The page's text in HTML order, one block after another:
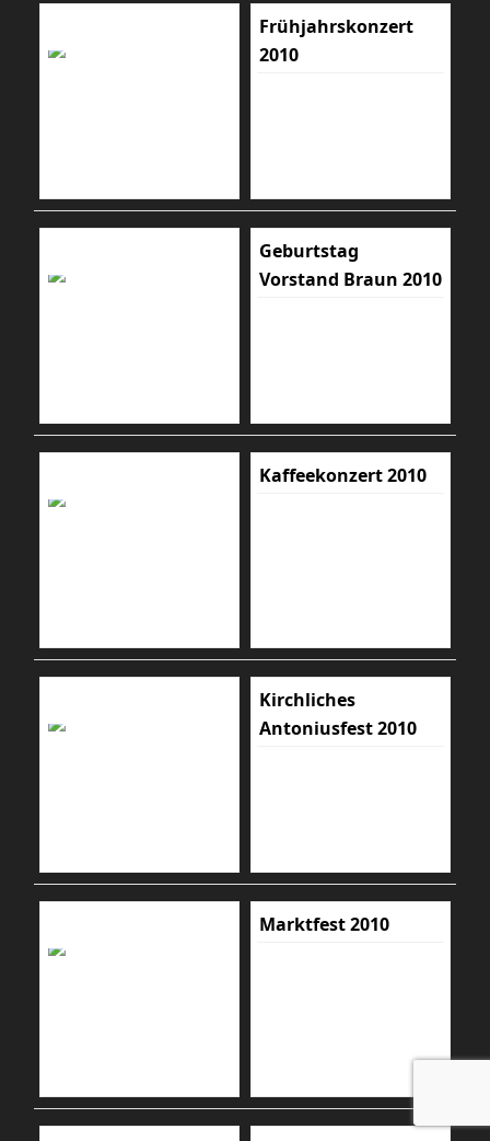
Frühjahrskonzert
2010
Geburtstag
Vorstand Braun 2010
Kaffeekonzert 2010
Kirchliches
Antoniusfest 2010
Marktfest 2010